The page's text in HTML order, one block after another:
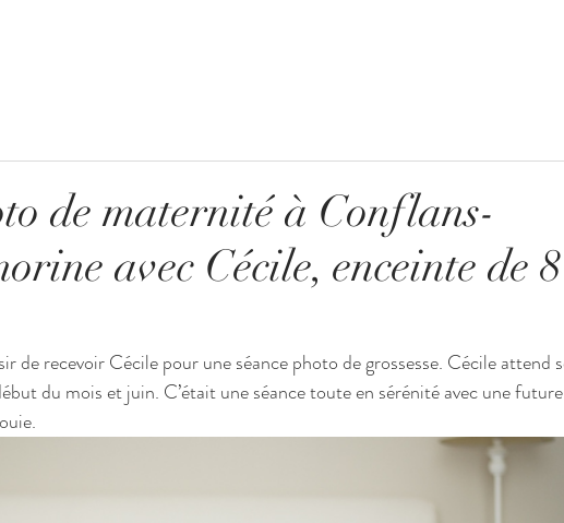
de maternité à Conflans-
avec Cécile, enceinte de 8
du mois et juin. C’était une séance toute en sérénité avec une future